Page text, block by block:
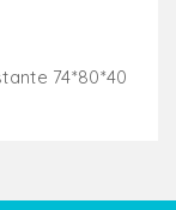
74*80*40